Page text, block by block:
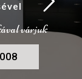
várjuk